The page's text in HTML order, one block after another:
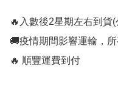
🔥入數後2星期左右到貨
🚚疫情期間影響運輸，
🔥 順豐運費到付